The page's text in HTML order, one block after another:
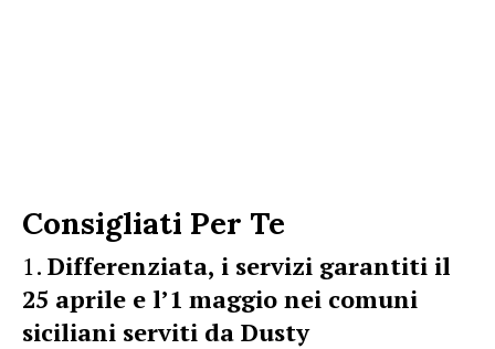
Consigliati Per Te
Differenziata, i servizi garantiti il
25 aprile e l’1 maggio nei comuni
siciliani serviti da Dusty